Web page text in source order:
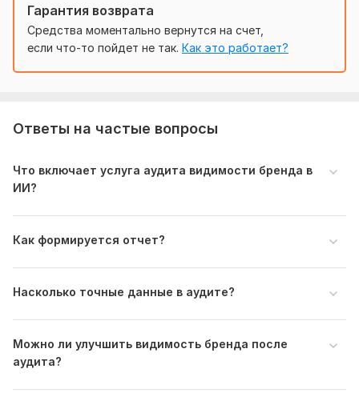
Ссылка на ваш сайт.
Название бренда (и возможные варианты
написания).
присутствия сайта в ответах ИИ и выявление цитируемых
Гарантия возврата
Средства моментально вернутся на счет,
если что-то пойдет не так. Как это работает?
Ответы на частые вопросы
Что включает услуга аудита видимости бренда в
ИИ?
Как формируется отчет?
Насколько точные данные в аудите?
Можно ли улучшить видимость бренда после
аудита?